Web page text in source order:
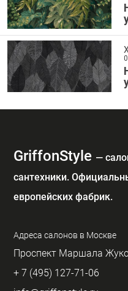
GriffonStyle —
сантехники.
европейских фабрик.
Адреса салонов в Москве
Проспект Маршала
+ 7 (495) 127-71-06